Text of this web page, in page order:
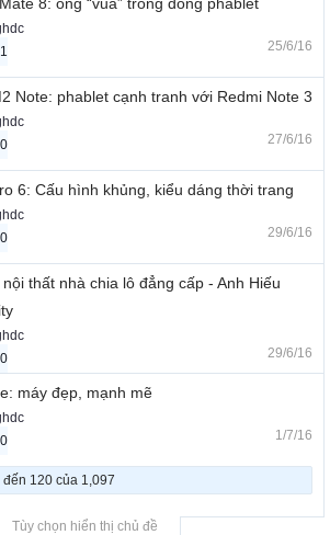
1 25/6/16
Note: phablet cạnh tranh với Redmi Note 3
0 27/6/16
6: Cấu hình khủng, kiểu dáng thời trang
0 29/6/16
thất nhà chia lô đẳng cấp - Anh Hiếu
0 29/6/16
máy đẹp, mạnh mẽ
0 1/7/16
120 của 1,097
Tùy chọn hiển thị chủ đề